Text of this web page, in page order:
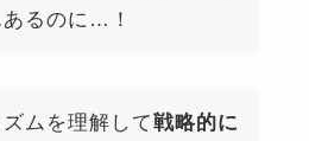
るのに…！
ムを理解して戦略的に